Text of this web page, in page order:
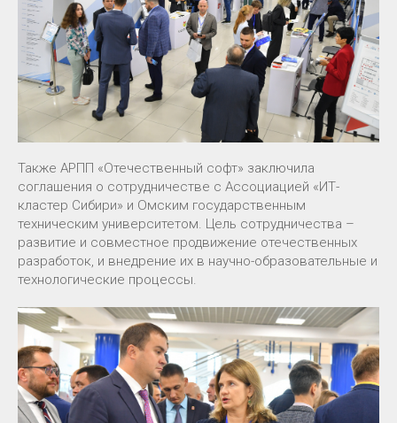
Также АРПП «Отечественный софт» заключила
соглашения о сотрудничестве с Ассоциацией «ИТ-
кластер Сибири» и Омским государственным
техническим университетом. Цель сотрудничества –
развитие и совместное продвижение отечественных
разработок, и внедрение их в научно-образовательные и
технологические процессы.